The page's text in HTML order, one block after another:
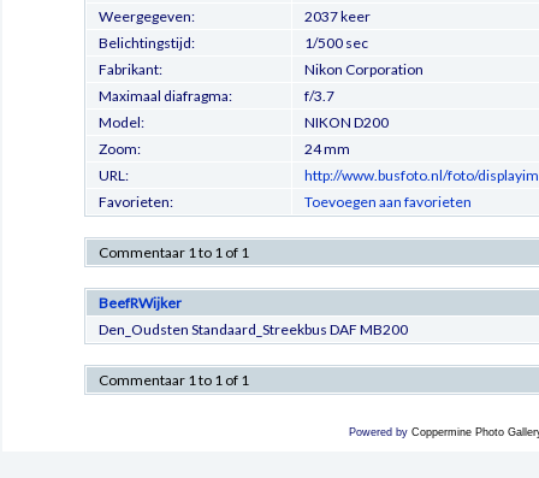
Weergegeven:
2037 keer
Belichtingstijd:
1/500 sec
Fabrikant:
Nikon Corporation
Maximaal diafragma:
f/3.7
Model:
NIKON D200
Zoom:
24 mm
URL:
http://www.busfoto.nl/foto/
Favorieten:
Toevoegen aan favorieten
Commentaar 1 to 1 of 1
BeefRWijker
Den_Oudsten Standaard_Streekbus DAF MB200
Commentaar 1 to 1 of 1
Powered by Coppermine Photo